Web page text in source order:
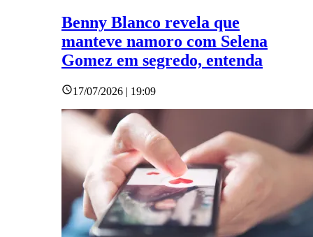
Benny Blanco revela que
manteve namoro com Selena
Gomez em segredo, entenda
17/07/2026 | 19:09